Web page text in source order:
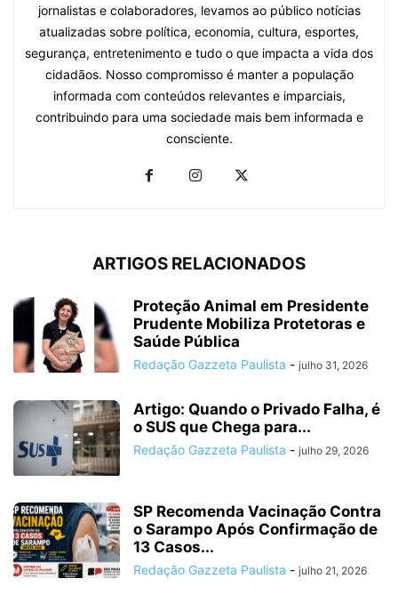
jornalistas e colaboradores, levamos ao público notícias
atualizadas sobre política, economia, cultura, esportes,
segurança, entretenimento e tudo o que impacta a vida dos
cidadãos. Nosso compromisso é manter a população
informada com conteúdos relevantes e imparciais,
contribuindo para uma sociedade mais bem informada e
consciente.
ARTIGOS RELACIONADOS
Proteção Animal em Presidente
Prudente Mobiliza Protetoras e
Saúde Pública
Redação Gazzeta Paulista - julho 31, 2026
Artigo: Quando o Privado Falha, é
o SUS que Chega para...
Redação Gazzeta Paulista - julho 29, 2026
SP Recomenda Vacinação Contra
o Sarampo Após Confirmação de
13 Casos...
Redação Gazzeta Paulista - julho 21, 2026